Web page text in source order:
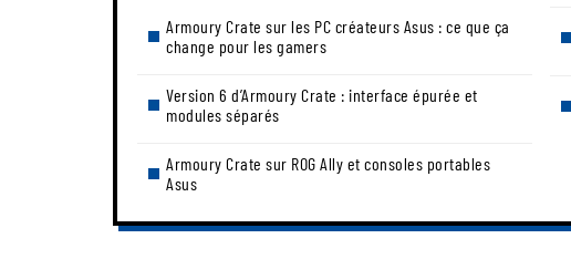
Armoury Crate sur les PC créateurs Asus : ce que ça
change pour les gamers
Version 6 d’Armoury Crate : interface épurée et
modules séparés
Armoury Crate sur ROG Ally et consoles portables
Asus